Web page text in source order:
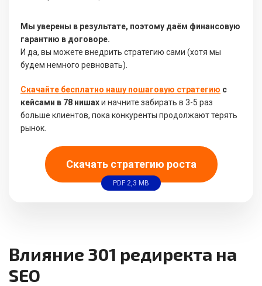
Мы уверены в результате, поэтому даём финансовую
гарантию в договоре.
И да, вы можете внедрить стратегию сами (хотя мы
будем немного ревновать).
Скачайте бесплатно нашу пошаговую стратегию с
кейсами в 78 нишахи начните забирать в 3-5 раз
больше клиентов, пока конкуренты продолжают терять
рынок.
Скачать стратегию роста
PDF 2,3 MB
Влияние 301 редиректа на
SEO